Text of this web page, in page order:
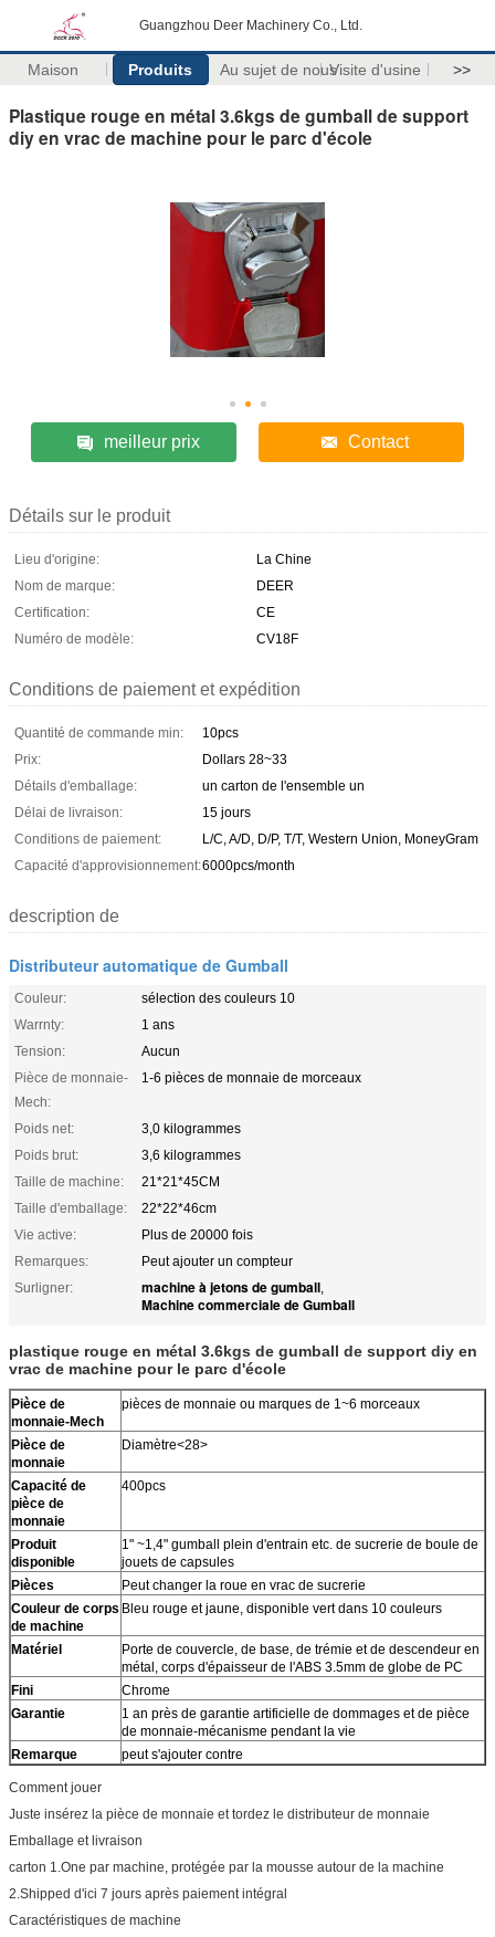
Guangzhou Deer Machinery Co., Ltd.
Maison Produits Au sujet de nousVisite d'usine >>
Plastique rouge en métal 3.6kgs de gumball de support
diy en vrac de machine pour le parc d'école
meilleur prix Contact
Détails sur le produit
Lieu d'origine:
La Chine
Nom de marque:
DEER
Certification:
CE
Numéro de modèle:
CV18F
Conditions de paiement et expédition
Quantité de commande min:
10pcs
Prix:
Dollars 28~33
Détails d'emballage:
un carton de l'ensemble un
Délai de livraison:
15 jours
Conditions de paiement:
L/C, A/D, D/P, T/T, Western Union, MoneyGram
Capacité d'approvisionnement:6000pcs/month
description de
Distributeur automatique de Gumball
Couleur:
sélection des couleurs 10
Warrnty:
1 ans
Tension:
Aucun
Pièce de monnaie-
Mech:
1-6 pièces de monnaie de morceaux
Poids net:
3,0 kilogrammes
Poids brut:
3,6 kilogrammes
Taille de machine:
21*21*45CM
Taille d'emballage:
22*22*46cm
Vie active:
Plus de 20000 fois
Remarques:
Peut ajouter un compteur
Surligner:
machine à jetons de gumball,
Machine commerciale de Gumball
plastique rouge en métal 3.6kgs de gumball de support diy en
vrac de machine pour le parc d'école
Pièce de
monnaie-Mech
pièces de monnaie ou marques de 1~6 morceaux
Pièce de
monnaie
Diamètre<28>
Capacité de
pièce de
monnaie
400pcs
Produit
disponible
1" ~1,4" gumball plein d'entrain etc. de sucrerie de boule de
jouets de capsules
Pièces
Peut changer la roue en vrac de sucrerie
Couleur de corps
de machine
Bleu rouge et jaune, disponible vert dans 10 couleurs
Matériel
Porte de couvercle, de base, de trémie et de descendeur en
métal, corps d'épaisseur de l'ABS 3.5mm de globe de PC
Fini
Chrome
Garantie
1 an près de garantie artificielle de dommages et de pièce
de monnaie-mécanisme pendant la vie
Remarque
peut s'ajouter contre
Comment jouer
Juste insérez la pièce de monnaie et tordez le distributeur de monnaie
Emballage et livraison
carton 1.One par machine, protégée par la mousse autour de la machine
2.Shipped d'ici 7 jours après paiement intégral
Caractéristiques de machine